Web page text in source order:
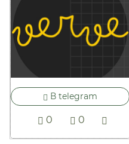
В telegram
0 0